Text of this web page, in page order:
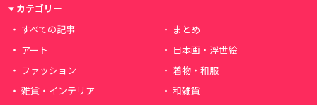
カテゴリー
すべての記事
まとめ
アート
日本画・浮世絵
ファッション
着物・和服
雑貨・インテリア
和雑貨